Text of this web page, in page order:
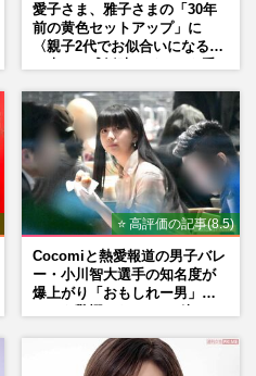
愛子さま、雅子さまの「30年
前の黄色セットアップ」に
〈親子2代でお似合いになる〉
⭐ 高評価の記事(8.5)
Cocomiと熱愛報道の男子バレ
ー・小川智大選手の知名度が
爆上がり「おもしれー男」フ